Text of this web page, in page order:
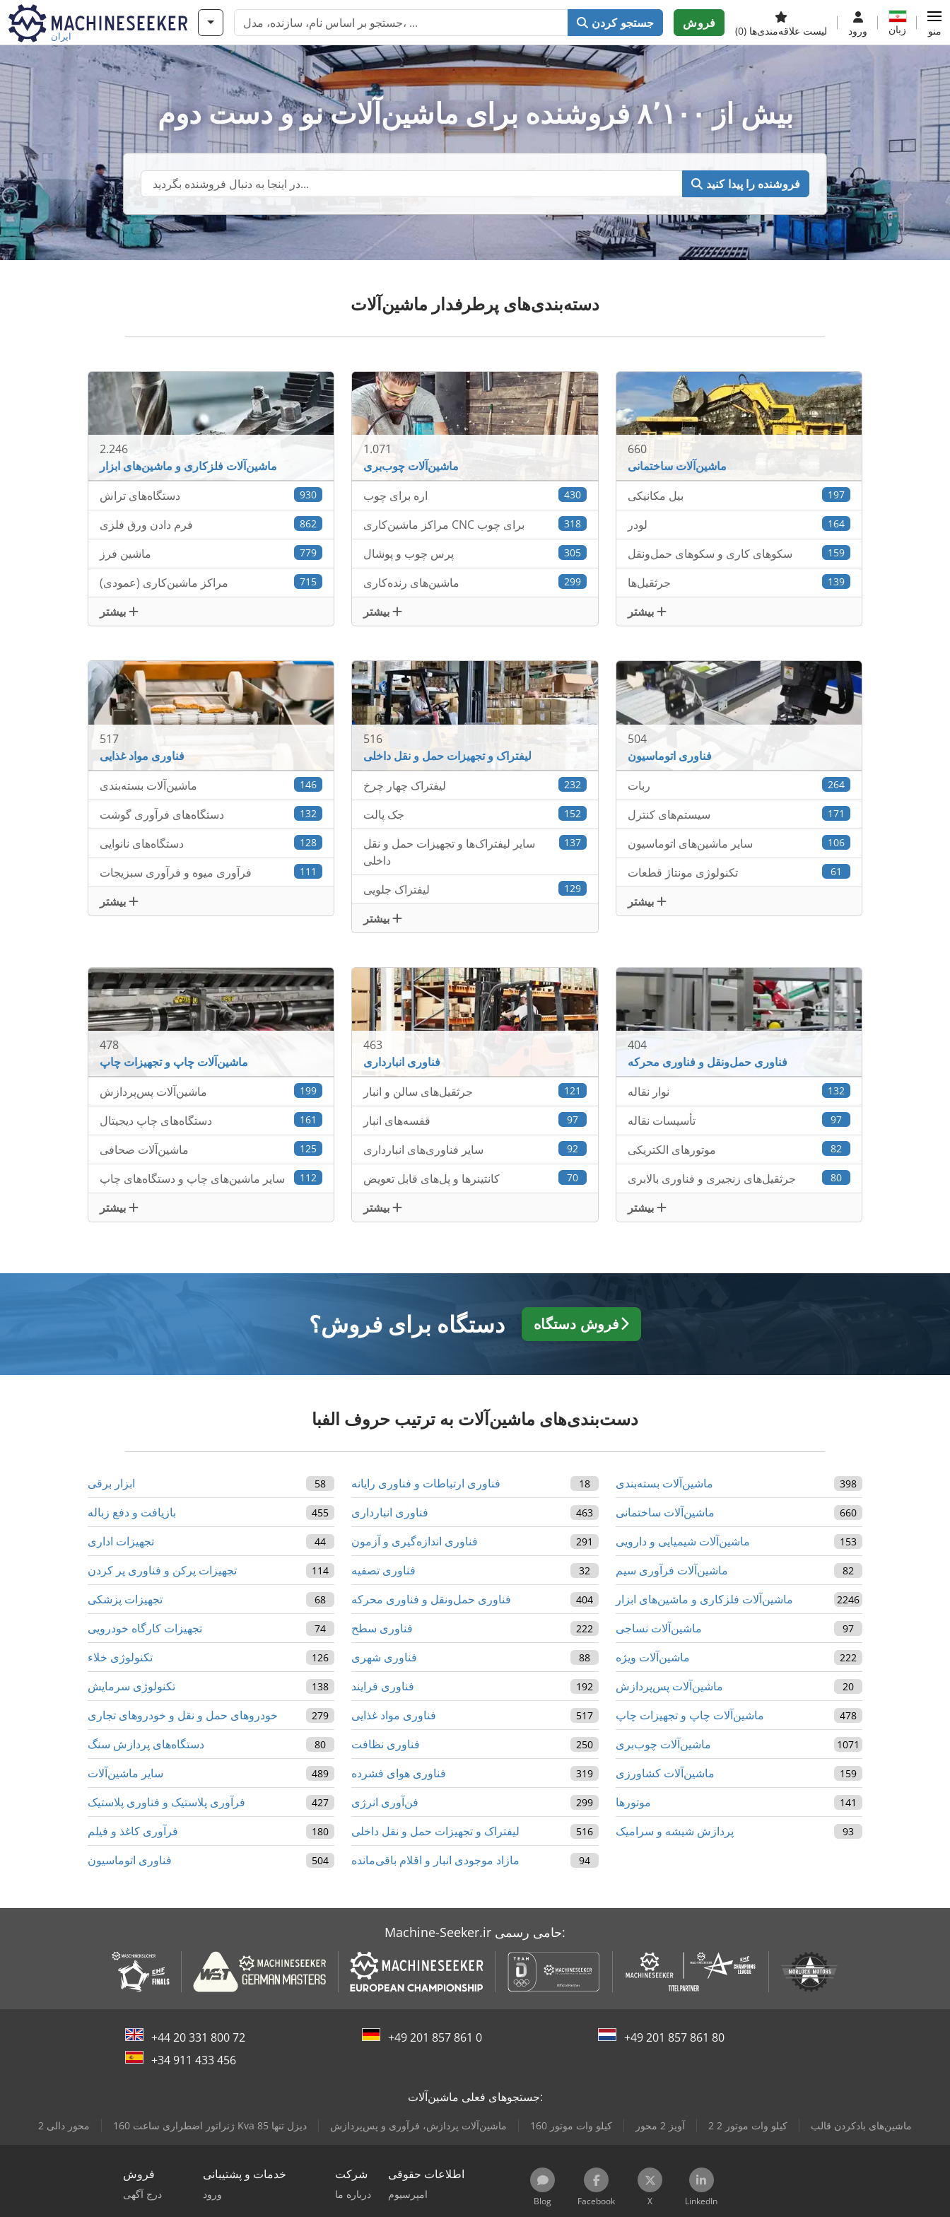
ایران
جستجو کردن فروش
لیست علاقه‌مندی‌ها (0) ورود زبان منو
بیش از ۸٬۱۰۰ فروشنده برای ماشین‌آلات نو و دست دوم
فروشنده را پیدا کنید
دسته‌بندی‌های پرطرفدار ماشین‌آلات
2.246
ماشین‌آلات فلزکاری و ماشین‌های ابزار
دستگاه‌های تراش
930
فرم دادن ورق فلزی 862
ماشین فرز 779
مراکز ماشین‌کاری (عمودی) 715
1.071
ماشین‌آلات چوب‌بری
اره برای چوب
430
مراکز ماشین‌کاری CNC برای چوب 318
پرس چوب و پوشال 305
ماشین‌های رنده‌کاری 299
بیشتر
660
ماشین‌آلات ساختمانی
بیل مکانیکی
197
لودر 164
سکوهای کاری و سکوهای حمل‌ونقل 159
جرثقیل‌ها 139
بیشتر
517
فناوری مواد غذایی
ماشین‌آلات بسته‌بندی
146
دستگاه‌های فرآوری گوشت 132
دستگاه‌های نانوایی 128
فرآوری میوه و فرآوری سبزیجات 111
516
لیفتراک و تجهیزات حمل و نقل داخلی
لیفتراک چهار چرخ
232
جک پالت 152
سایر لیفتراک‌ها و تجهیزات حمل و نقل
داخلی
137
لیفتراک جلویی 129
بیشتر
504
فناوری اتوماسیون
ربات
264
سیستم‌های کنترل 171
سایر ماشین‌های اتوماسیون 106
تکنولوژی مونتاژ قطعات 61
بیشتر
478
ماشین‌آلات چاپ و تجهیزات چاپ
ماشین‌آلات پس‌پردازش
199
دستگاه‌های چاپ دیجیتال 161
ماشین‌آلات صحافی 125
سایر ماشین‌های چاپ و دستگاه‌های چاپ 112
463
فناوری انبارداری
جرثقیل‌های سالن و انبار
121
قفسه‌های انبار 97
سایر فناوری‌های انبارداری 92
کانتینرها و پل‌های قابل تعویض 70
بیشتر
404
فناوری حمل‌ونقل و فناوری محرکه
نوار نقاله
132
تأسیسات نقاله 97
موتورهای الکتریکی 82
جرثقیل‌های زنجیری و فناوری بالابری 80
بیشتر
دستگاه برای فروش؟ فروش دستگاه
دست‌بندی‌های ماشین‌آلات به ترتیب حروف الفبا
ابزار برقی 58
بازیافت و دفع زباله 455
تجهیزات اداری 44
تجهیزات پرکن و فناوری پر کردن 114
تجهیزات پزشکی 68
تجهیزات کارگاه خودرویی 74
تکنولوژی خلاء 126
تکنولوژی سرمایش 138
خودروهای حمل و نقل و خودروهای تجاری 279
دستگاه‌های پردازش سنگ 80
سایر ماشین‌آلات 489
فرآوری پلاستیک و فناوری پلاستیک 427
فرآوری کاغذ و فیلم 180
فناوری اتوماسیون 504
فناوری ارتباطات و فناوری رایانه 18
فناوری انبارداری 463
فناوری اندازه‌گیری و آزمون 291
فناوری تصفیه 32
فناوری حمل‌ونقل و فناوری محرکه 404
فناوری سطح 222
فناوری شهری 88
فناوری فرایند 192
فناوری مواد غذایی 517
فناوری نظافت 250
فناوری هوای فشرده 319
فن‌آوری انرژی 299
لیفتراک و تجهیزات حمل و نقل داخلی 516
مازاد موجودی انبار و اقلام باقی‌مانده 94
ماشین‌آلات بسته‌بندی 398
ماشین‌آلات ساختمانی 660
ماشین‌آلات شیمیایی و دارویی 153
ماشین‌آلات فرآوری سیم 82
ماشین‌آلات فلزکاری و ماشین‌های ابزار 2246
ماشین‌آلات نساجی 97
ماشین‌آلات ویژه 222
ماشین‌آلات پس‌پردازش 20
ماشین‌آلات چاپ و تجهیزات چاپ 478
ماشین‌آلات چوب‌بری 1071
ماشین‌آلات کشاورزی 159
موتورها 141
پردازش شیشه و سرامیک 93
Machine-Seeker.ir حامی رسمی:
+44 20 331 800 72 +49 201 857 861 0
+49 201 857 861 80
+34 911 433 456
جستجوهای فعلی ماشین‌آلات:
2 محور دالی ژنراتور اضطراری ساعت 160 Kva دیزل تنها 85 ماشین‌آلات پردازش، فرآوری و پس‌پردازش 160 کیلو وات موتور آویز 2 محور 2 2 کیلو وات موتور ماشین‌های بادکردن قالب
فروش
درج آگهی
خدمات و پشتیبانی
ورود
شرکت
درباره ما
اطلاعات حقوقی
امپرسیوم
Blog Facebook X LinkedIn